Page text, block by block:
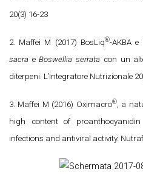
20(3) 16-23
2. Maffei M (2017) BosLiq®-AKBA e
sacra eBoswellia serrata con un
diterpeni. L’Integratore Nutrizionale
3. Maffei M (2016) Oximacro®, a
high content of
infections and antiviral activity.